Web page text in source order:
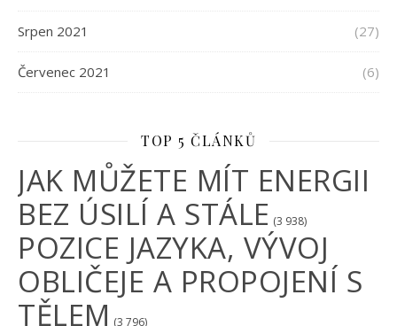
Srpen 2021 (27)
Červenec 2021 (6)
TOP 5 ČLÁNKŮ
JAK MŮŽETE MÍT ENERGII
BEZ ÚSILÍ A STÁLE (3 938)
POZICE JAZYKA, VÝVOJ
OBLIČEJE A PROPOJENÍ S
TĚLEM (3 796)